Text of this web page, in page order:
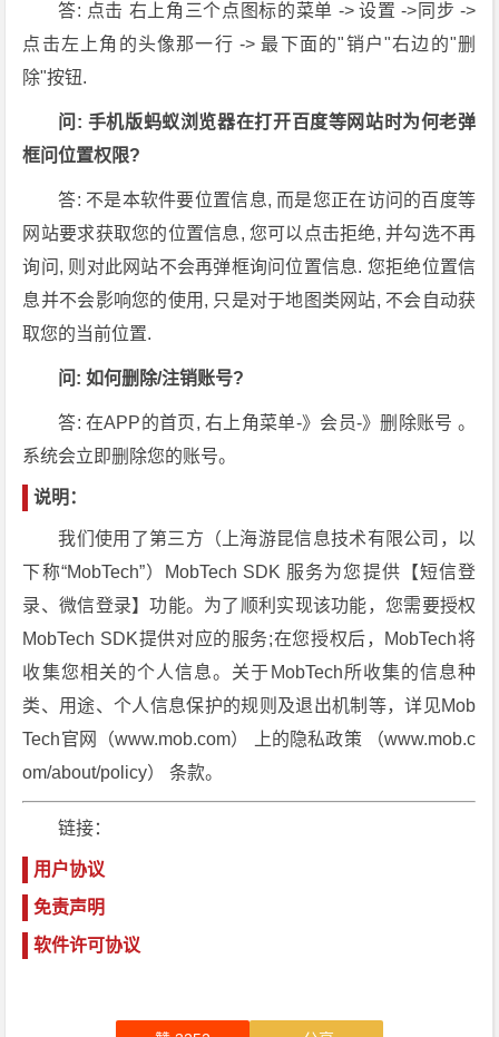
答: 点击 右上角三个点图标的菜单 -> 设置 ->同步 ->
点击左上角的头像那一行 -> 最下面的"销户"右边的"删
除"按钮.
问: 手机版蚂蚁浏览器在打开百度等网站时为何老弹
框问位置权限?
答: 不是本软件要位置信息, 而是您正在访问的百度等
网站要求获取您的位置信息, 您可以点击拒绝, 并勾选不再
询问, 则对此网站不会再弹框询问位置信息. 您拒绝位置信
息并不会影响您的使用, 只是对于地图类网站, 不会自动获
取您的当前位置.
问: 如何删除/注销账号?
答: 在APP的首页, 右上角菜单-》会员-》删除账号 。
系统会立即删除您的账号。
说明：
我们使用了第三方（上海游昆信息技术有限公司，以
下称“MobTech”）MobTech SDK 服务为您提供【短信登
录、微信登录】功能。为了顺利实现该功能，您需要授权
MobTech SDK提供对应的服务;在您授权后，MobTech将
收集您相关的个人信息。关于MobTech所收集的信息种
类、用途、个人信息保护的规则及退出机制等，详见Mob
Tech官网（www.mob.com） 上的隐私政策 （www.mob.c
om/about/policy） 条款。
链接：
用户协议
免责声明
软件许可协议